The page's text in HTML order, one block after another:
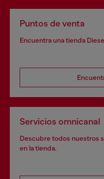
Puntos de venta
Encuentra una tienda
Servicios omnicanal
Descubre todos nuestros
en la tienda.